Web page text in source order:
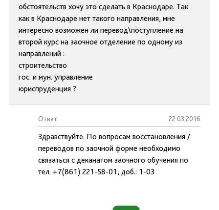
обстоятельств хочу это сделать в Краснодаре. Так
как в Краснодаре нет такого направления, мне
интересно возможен ли перевод\поступление на
второй курс на заочное отделение по одному из
направлений :
строительство
гос. и мун. управление
юриспруденция ?
Ответ: 22.03.2016
Здравствуйте. По вопросам восстановления /
переводов по заочной форме необходимо
связаться с деканатом заочного обучения по
тел. +7(861) 221-58-01, доб.: 1-03